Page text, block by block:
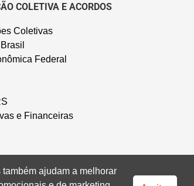
COLETIVA E ACORDOS
Coletivas
Federal
e Financeiras
ajudam a melhorar